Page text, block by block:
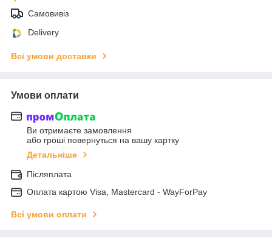
Самовивіз
Delivery
Всі умови доставки
Умови оплати
Ви отримаєте замовлення
або гроші повернуться на вашу картку
Детальніше
Післяплата
Оплата картою Visa, Mastercard - WayForPay
Всі умови оплати